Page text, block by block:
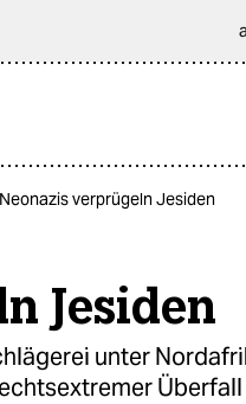
verprügeln Jesiden
Jesiden
unter